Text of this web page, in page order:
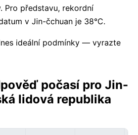
Pro představu, rekordní
v Jin-čchuan je 38°C.
ideální podmínky — vyrazte
počasí pro Jin-
lidová republika